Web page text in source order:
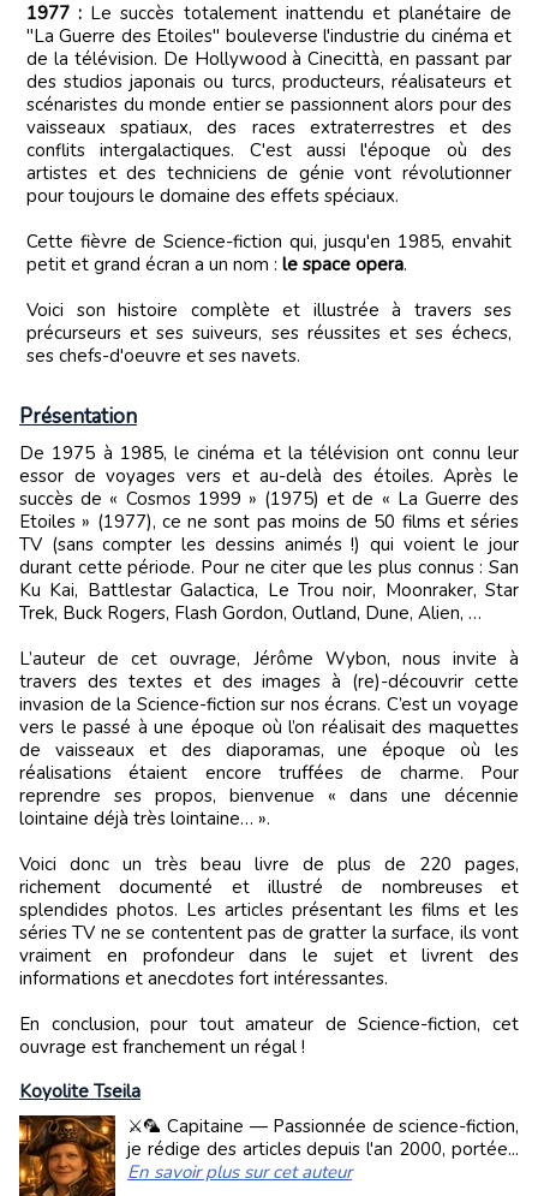
1977 : Le succès totalement inattendu et planétaire de
"La Guerre des Etoiles" bouleverse l'industrie du cinéma et
de la télévision. De Hollywood à Cinecittà, en passant par
des studios japonais ou turcs, producteurs, réalisateurs et
scénaristes du monde entier se passionnent alors pour des
vaisseaux spatiaux, des races extraterrestres et des
conflits intergalactiques. C'est aussi l'époque où des
artistes et des techniciens de génie vont révolutionner
pour toujours le domaine des effets spéciaux.
Cette fièvre de Science-fiction qui, jusqu'en 1985, envahit
petit et grand écran a un nom : le space opera.
Voici son histoire complète et illustrée à travers ses
précurseurs et ses suiveurs, ses réussites et ses échecs,
ses chefs-d'oeuvre et ses navets.
Présentation
De 1975 à 1985, le cinéma et la télévision ont connu leur
essor de voyages vers et au-delà des étoiles. Après le
succès de « Cosmos 1999 » (1975) et de « La Guerre des
Etoiles » (1977), ce ne sont pas moins de 50 films et séries
TV (sans compter les dessins animés !) qui voient le jour
durant cette période. Pour ne citer que les plus connus : San
Ku Kai, Battlestar Galactica, Le Trou noir, Moonraker, Star
Trek, Buck Rogers, Flash Gordon, Outland, Dune, Alien, …
L’auteur de cet ouvrage, Jérôme Wybon, nous invite à
travers des textes et des images à (re)-découvrir cette
invasion de la Science-fiction sur nos écrans. C’est un voyage
vers le passé à une époque où l’on réalisait des maquettes
de vaisseaux et des diaporamas, une époque où les
réalisations étaient encore truffées de charme. Pour
reprendre ses propos, bienvenue « dans une décennie
lointaine déjà très lointaine… ».
Voici donc un très beau livre de plus de 220 pages,
richement documenté et illustré de nombreuses et
splendides photos. Les articles présentant les films et les
séries TV ne se contentent pas de gratter la surface, ils vont
vraiment en profondeur dans le sujet et livrent des
informations et anecdotes fort intéressantes.
En conclusion, pour tout amateur de Science-fiction, cet
ouvrage est franchement un régal !
Koyolite Tseila
⚔️🦜 Capitaine — Passionnée de science-fiction,
je rédige des articles depuis l'an 2000, portée...
En savoir plus sur cet auteur